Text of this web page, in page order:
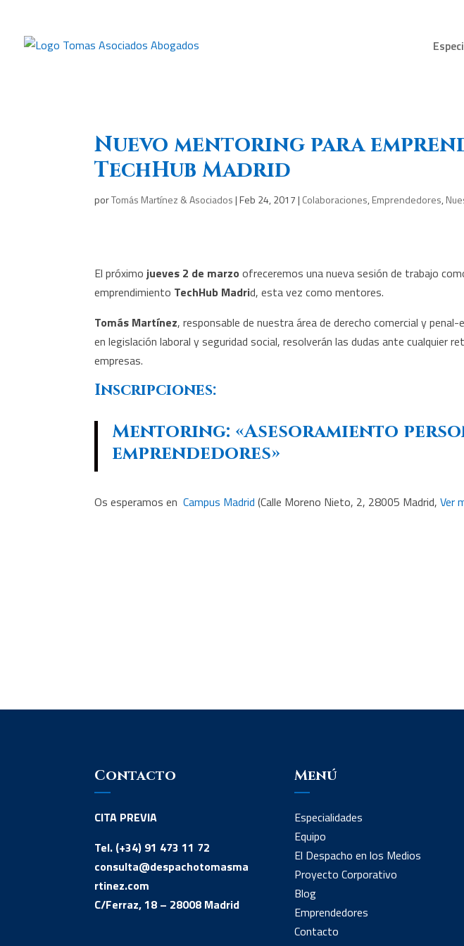
Nuevo mentoring para
TechHub Madrid
porTomás Martínez & Asociados|Feb 24, 2017| Colaboraciones,Emprendedores,
El próximo jueves 2 de marzo ofreceremos una nueva sesión de trabajo
emprendimiento TechHub Madrid, esta vez como mentores.
Tomás Martínez, responsable de nuestra área de derecho comercial y
en legislación laboral y seguridad social, resolverán las dudas ante cualquier
empresas.
Inscripciones:
Mentoring: «Asesoramiento
emprendedores»
Os esperamos enCampus Madrid (Calle Moreno Nieto, 2, 28005 Madrid,Ver
Contacto
CITA PREVIA
Tel. (+34) 91 473 11 72
consulta@despachotomasma
rtinez.com
C/Ferraz, 18 – 28008 Madrid
Menú
Especialidades
Equipo
El Despacho en los Medios
Proyecto Corporativo
Blog
Emprendedores
Contacto